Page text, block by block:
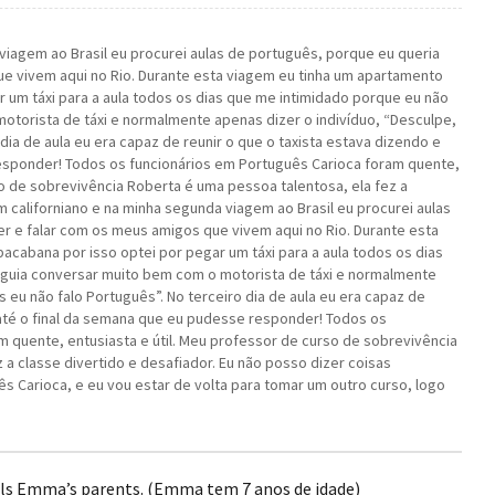
ao Brasil eu procurei aulas de português, porque eu queria
vivem aqui no Rio. Durante esta viagem eu tinha um apartamento
táxi para a aula todos os dias que me intimidado porque eu não
de táxi e normalmente apenas dizer o indivíduo, “Desculpe,
de aula eu era capaz de reunir o que o taxista estava dizendo e
Todos os funcionários em Português Carioca foram quente,
sobrevivência Roberta é uma pessoa talentosa, ela fez a
e na minha segunda viagem ao Brasil eu procurei aulas
falar com os meus amigos que vivem aqui no Rio. Durante esta
por isso optei por pegar um táxi para a aula todos os dias
conversar muito bem com o motorista de táxi e normalmente
não falo Português”. No terceiro dia de aula eu era capaz de
o final da semana que eu pudesse responder! Todos os
quente, entusiasta e útil. Meu professor de curso de sobrevivência
classe divertido e desafiador. Eu não posso dizer coisas
Carioca, e eu vou estar de volta para tomar um outro curso, logo
Emma’s parents. (Emma tem 7 anos de idade)